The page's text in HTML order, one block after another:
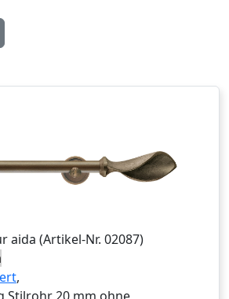
aida (Artikel-Nr. 02087)
,